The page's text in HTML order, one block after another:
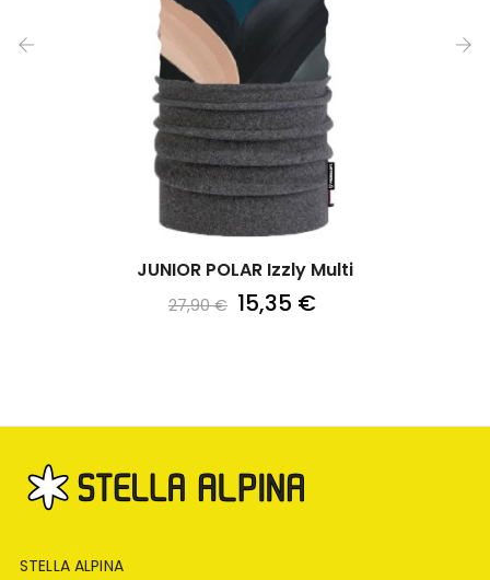
JUNIOR POLAR Izzly Multi
27,90 € 15,35 €
STELLA ALPINA